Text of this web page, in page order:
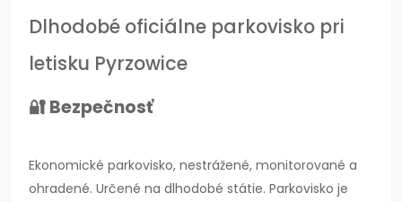
Dlhodobé oficiálne parkovisko pri
letisku Pyrzowice
🔐 Bezpečnosť
Ekonomické parkovisko, nestrážené, monitorované a
ohradené. Určené na dlhodobé státie. Parkovisko je